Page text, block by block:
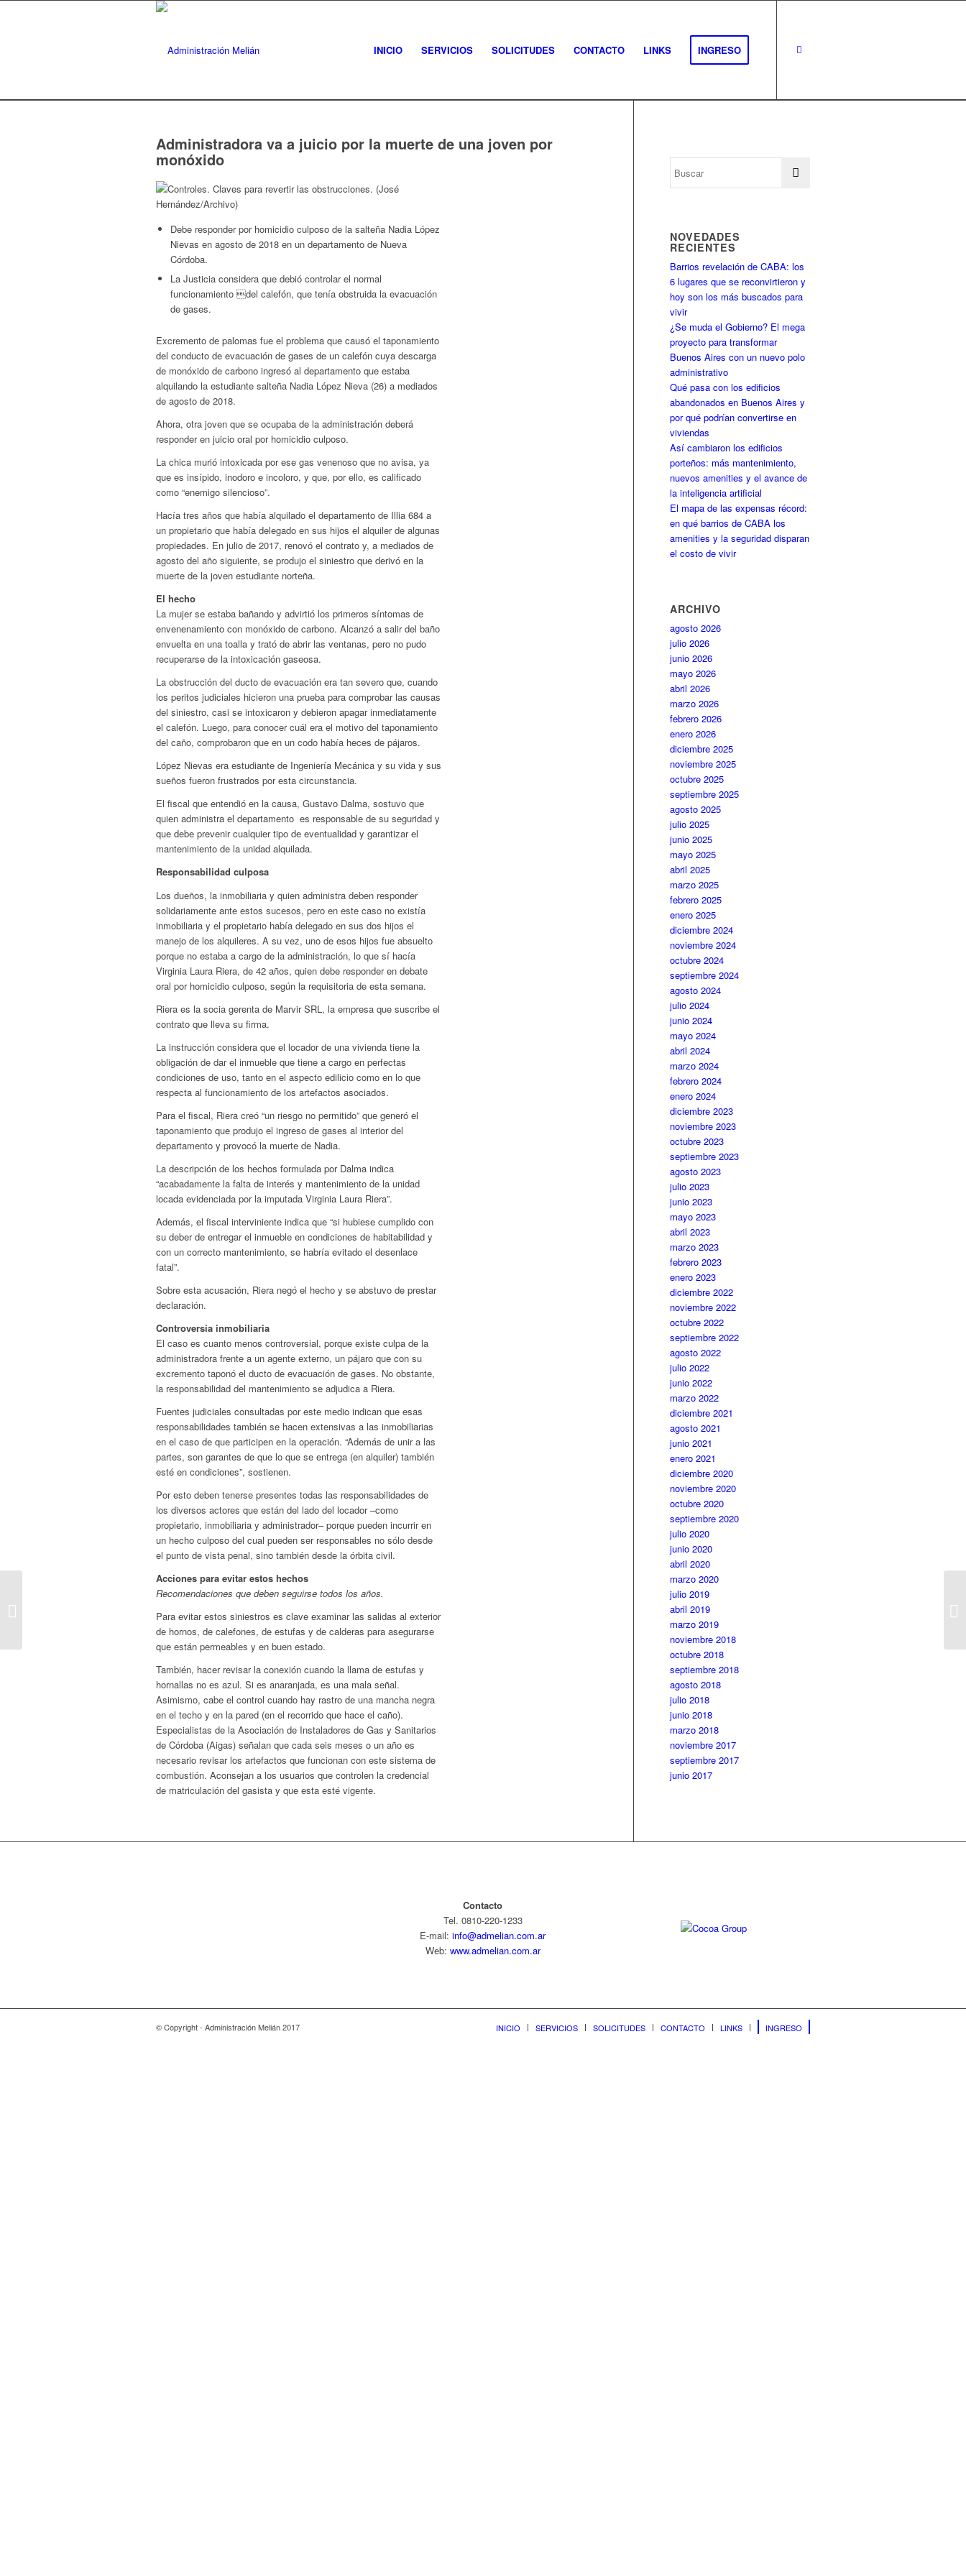
INICIO SERVICIOS SOLICITUDES CONTACTO LINKS INGRESO
Administradora va a juicio por la muerte de una joven por
monóxido
Debe responder por homicidio culposo de la salteña Nadia López
Nievas en agosto de 2018 en un departamento de Nueva
Córdoba.
La Justicia considera que debió controlar el normal
funcionamiento del calefón, que tenía obstruida la evacuación
de gases.
Excremento de palomas fue el problema que causó el taponamiento
del conducto de evacuación de gases de un calefón cuya descarga
de monóxido de carbono ingresó al departamento que estaba
alquilando la estudiante salteña Nadia López Nieva (26) a mediados
de agosto de 2018.
Ahora, otra joven que se ocupaba de la administración deberá
responder en juicio oral por homicidio culposo.
La chica murió intoxicada por ese gas venenoso que no avisa, ya
que es insípido, inodoro e incoloro, y que, por ello, es calificado
como “enemigo silencioso”.
Hacía tres años que había alquilado el departamento de Illia 684 a
un propietario que había delegado en sus hijos el alquiler de algunas
propiedades. En julio de 2017, renovó el contrato y, a mediados de
agosto del año siguiente, se produjo el siniestro que derivó en la
muerte de la joven estudiante norteña.
El hecho
La mujer se estaba bañando y advirtió los primeros síntomas de
envenenamiento con monóxido de carbono. Alcanzó a salir del baño
envuelta en una toalla y trató de abrir las ventanas, pero no pudo
recuperarse de la intoxicación gaseosa.
La obstrucción del ducto de evacuación era tan severo que, cuando
los peritos judiciales hicieron una prueba para comprobar las causas
del siniestro, casi se intoxicaron y debieron apagar inmediatamente
el calefón. Luego, para conocer cuál era el motivo del taponamiento
del caño, comprobaron que en un codo había heces de pájaros.
López Nievas era estudiante de Ingeniería Mecánica y su vida y sus
sueños fueron frustrados por esta circunstancia.
El fiscal que entendió en la causa, Gustavo Dalma, sostuvo que
quien administra el departamento es responsable de su seguridad y
que debe prevenir cualquier tipo de eventualidad y garantizar el
mantenimiento de la unidad alquilada.
Responsabilidad culposa
Los dueños, la inmobiliaria y quien administra deben responder
solidariamente ante estos sucesos, pero en este caso no existía
inmobiliaria y el propietario había delegado en sus dos hijos el
manejo de los alquileres. A su vez, uno de esos hijos fue absuelto
porque no estaba a cargo de la administración, lo que sí hacía
Virginia Laura Riera, de 42 años, quien debe responder en debate
oral por homicidio culposo, según la requisitoria de esta semana.
Riera es la socia gerenta de Marvir SRL, la empresa que suscribe el
contrato que lleva su firma.
La instrucción considera que el locador de una vivienda tiene la
obligación de dar el inmueble que tiene a cargo en perfectas
condiciones de uso, tanto en el aspecto edilicio como en lo que
respecta al funcionamiento de los artefactos asociados.
Para el fiscal, Riera creó “un riesgo no permitido” que generó el
taponamiento que produjo el ingreso de gases al interior del
departamento y provocó la muerte de Nadia.
La descripción de los hechos formulada por Dalma indica
“acabadamente la falta de interés y mantenimiento de la unidad
locada evidenciada por la imputada Virginia Laura Riera”.
Además, el fiscal interviniente indica que “si hubiese cumplido con
su deber de entregar el inmueble en condiciones de habitabilidad y
con un correcto mantenimiento, se habría evitado el desenlace
fatal”.
Sobre esta acusación, Riera negó el hecho y se abstuvo de prestar
declaración.
Controversia inmobiliaria
El caso es cuanto menos controversial, porque existe culpa de la
administradora frente a un agente externo, un pájaro que con su
excremento taponó el ducto de evacuación de gases. No obstante,
la responsabilidad del mantenimiento se adjudica a Riera.
Fuentes judiciales consultadas por este medio indican que esas
responsabilidades también se hacen extensivas a las inmobiliarias
en el caso de que participen en la operación. “Además de unir a las
partes, son garantes de que lo que se entrega (en alquiler) también
esté en condiciones”, sostienen.
Por esto deben tenerse presentes todas las responsabilidades de
los diversos actores que están del lado del locador –como
propietario, inmobiliaria y administrador– porque pueden incurrir en
un hecho culposo del cual pueden ser responsables no sólo desde
el punto de vista penal, sino también desde la órbita civil.
Acciones para evitar estos hechos
Recomendaciones que deben seguirse todos los años.
Para evitar estos siniestros es clave examinar las salidas al exterior
de hornos, de calefones, de estufas y de calderas para asegurarse
que están permeables y en buen estado.
También, hacer revisar la conexión cuando la llama de estufas y
hornallas no es azul. Si es anaranjada, es una mala señal.
Asimismo, cabe el control cuando hay rastro de una mancha negra
en el techo y en la pared (en el recorrido que hace el caño).
Especialistas de la Asociación de Instaladores de Gas y Sanitarios
de Córdoba (Aigas) señalan que cada seis meses o un año es
necesario revisar los artefactos que funcionan con este sistema de
combustión. Aconsejan a los usuarios que controlen la credencial
de matriculación del gasista y que esta esté vigente.
NOVEDADES
RECIENTES
Barrios revelación de CABA: los
6 lugares que se reconvirtieron y
hoy son los más buscados para
vivir
¿Se muda el Gobierno? El mega
proyecto para transformar
Buenos Aires con un nuevo polo
administrativo
Qué pasa con los edificios
abandonados en Buenos Aires y
por qué podrían convertirse en
viviendas
Así cambiaron los edificios
porteños: más mantenimiento,
nuevos amenities y el avance de
la inteligencia artificial
El mapa de las expensas récord:
en qué barrios de CABA los
amenities y la seguridad disparan
el costo de vivir
ARCHIVO
agosto 2026
julio 2026
junio 2026
mayo 2026
abril 2026
marzo 2026
febrero 2026
enero 2026
diciembre 2025
noviembre 2025
octubre 2025
septiembre 2025
agosto 2025
julio 2025
junio 2025
mayo 2025
abril 2025
marzo 2025
febrero 2025
enero 2025
diciembre 2024
noviembre 2024
octubre 2024
septiembre 2024
agosto 2024
julio 2024
junio 2024
mayo 2024
abril 2024
marzo 2024
febrero 2024
enero 2024
diciembre 2023
noviembre 2023
octubre 2023
septiembre 2023
agosto 2023
julio 2023
junio 2023
mayo 2023
abril 2023
marzo 2023
febrero 2023
enero 2023
diciembre 2022
noviembre 2022
octubre 2022
septiembre 2022
agosto 2022
julio 2022
junio 2022
marzo 2022
diciembre 2021
agosto 2021
junio 2021
enero 2021
diciembre 2020
noviembre 2020
octubre 2020
septiembre 2020
julio 2020
junio 2020
abril 2020
marzo 2020
julio 2019
abril 2019
marzo 2019
noviembre 2018
octubre 2018
septiembre 2018
agosto 2018
julio 2018
junio 2018
marzo 2018
noviembre 2017
septiembre 2017
junio 2017
Contacto
Tel. 0810-220-1233
E-mail:info@admelian.com.ar
Web: www.admelian.com.ar
© Copyright - Administración Melián 2017 INICIO SERVICIOS SOLICITUDES CONTACTO LINKS INGRESO